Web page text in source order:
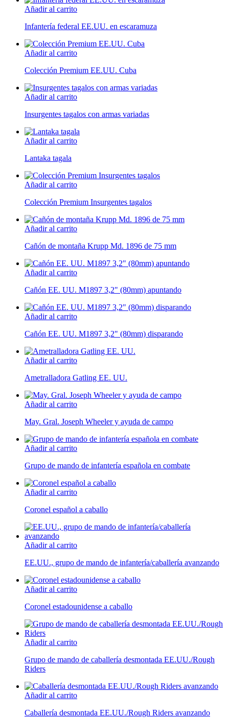
Añadir al carrito
Infantería federal EE.UU. en escaramuza
Añadir al carrito
Colección Premium EE.UU. Cuba
Añadir al carrito
Insurgentes tagalos con armas variadas
Añadir al carrito
Lantaka tagala
Añadir al carrito
Colección Premium Insurgentes tagalos
Añadir al carrito
Cañón de montaña Krupp Md. 1896 de 75 mm
Añadir al carrito
Cañón EE. UU. M1897 3,2" (80mm) apuntando
Añadir al carrito
Cañón EE. UU. M1897 3,2" (80mm) disparando
Añadir al carrito
Ametralladora Gatling EE. UU.
Añadir al carrito
May. Gral. Joseph Wheeler y ayuda de campo
Añadir al carrito
Grupo de mando de infantería española en combate
Añadir al carrito
Coronel español a caballo
Añadir al carrito
EE.UU., grupo de mando de infantería/caballería avanzando
Añadir al carrito
Coronel estadounidense a caballo
Añadir al carrito
Grupo de mando de caballería desmontada EE.UU./Rough
Riders
Añadir al carrito
Caballería desmontada EE.UU./Rough Riders avanzando